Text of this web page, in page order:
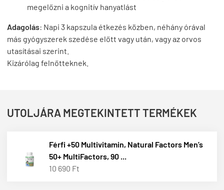
megelőzni a kognitív hanyatlást
Adagolás: Napi 3 kapszula étkezés közben, néhány órával
más gyógyszerek szedése előtt vagy után, vagy az orvos
utasításai szerint.
Kizárólag felnőtteknek.
UTOLJÁRA MEGTEKINTETT TERMÉKEK
Férfi +50 Multivitamin, Natural Factors Men’s
50+ MultiFactors, 90 ...
10 690 Ft